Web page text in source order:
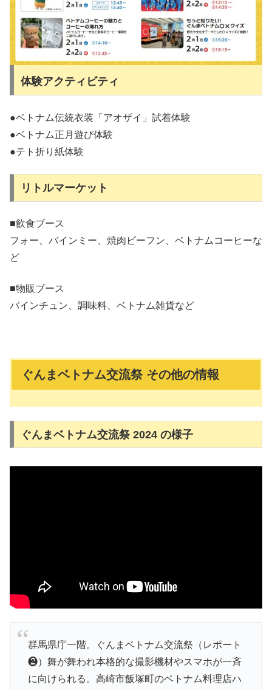
体験アクティビティ
●ベトナム伝統衣装「アオザイ」試着体験
●ベトナム正月遊び体験
●テト折り紙体験
リトルマーケット
■飲食ブース
フォー、バインミー、焼肉ビーフン、ベトナムコーヒーな
ど
■物販ブース
バインチュン、調味料、ベトナム雑貨など
ぐんまベトナム交流祭 その他の情報
ぐんまベトナム交流祭 2024 の様子
群馬県庁一階。ぐんまベトナム交流祭（レポート
❷）舞が舞われ本格的な撮影機材やスマホが一斉
に向けられる。高崎市飯塚町のベトナム料理店ハ